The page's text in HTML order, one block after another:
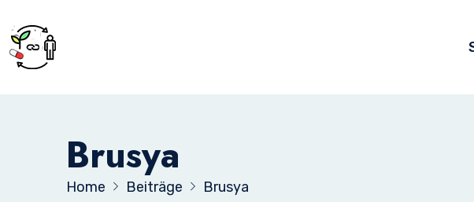
Brusya
Home Beiträge Brusya